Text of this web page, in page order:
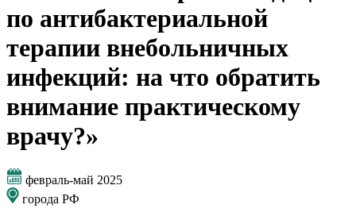
по антибактериальной
терапии внебольничных
инфекций: на что обратить
внимание практическому
врачу?»
февраль-май 2025
города РФ